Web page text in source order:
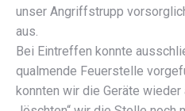
unser Angriffstrupp
aus.
Bei Eintreffen konnte
qualmende Feuerstelle
konnten wir die Geräte